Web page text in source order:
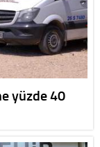
yüzde 40